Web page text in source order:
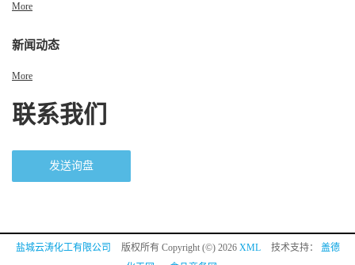
More
新闻动态
More
联系我们
发送询盘
盐城云涛化工有限公司 版权所有 Copyright (©) 2026 XML 技术支持： 盖德